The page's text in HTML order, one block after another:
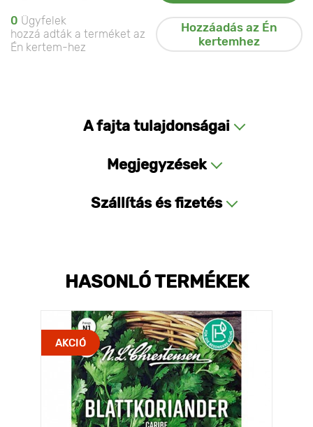
0 Ügyfelek
hozzá adták a terméket az
Én kertem-hez
Hozzáadás az Én
kertemhez
A fajta tulajdonságai
Megjegyzések
Szállítás és fizetés
HASONLÓ TERMÉKEK
AKCIÓ